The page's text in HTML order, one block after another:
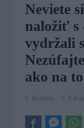
Neviete
naložiť s
vydržali
ako na
Romana 8